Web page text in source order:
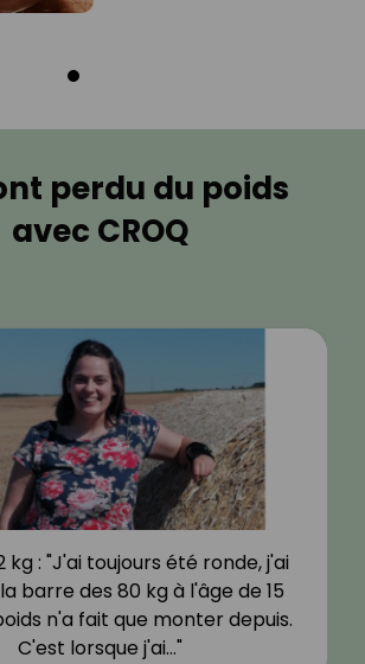
perdu du poids
avec CROQ
kg : "J'ai toujours été ronde, j'ai
barre des 80 kg à l'âge de 15
n'a fait que monter depuis.
C'est lorsque j'ai…"